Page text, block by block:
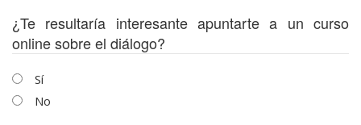
¿Te resultaría interesante apuntarte a un curso
online sobre el diálogo?
Sí
No